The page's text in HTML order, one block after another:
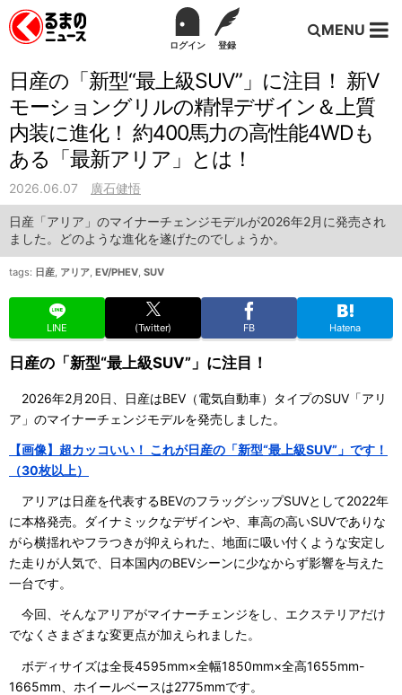
ログイン 登録
MENU
日産の「新型“最上級SUV”」に注目！ 新V
モーショングリルの精悍デザイン＆上質
内装に進化！ 約400馬力の高性能4WDも
ある「最新アリア」とは！
2026.06.07 廣石健悟
日産「アリア」のマイナーチェンジモデルが2026年2月に発売され
ました。どのような進化を遂げたのでしょうか。
tags: 日産, アリア, EV/PHEV, SUV
LINE (Twitter) FB Hatena
日産の「新型“最上級SUV”」に注目！
2026年2月20日、日産はBEV（電気自動車）タイプのSUV「アリ
ア」のマイナーチェンジモデルを発売しました。
【画像】超カッコいい！ これが日産の「新型“最上級SUV”」です！
（30枚以上）
アリアは日産を代表するBEVのフラッグシップSUVとして2022年
に本格発売。ダイナミックなデザインや、車高の高いSUVでありな
がら横揺れやフラつきが抑えられた、地面に吸い付くような安定し
た走りが人気で、日本国内のBEVシーンに少なからず影響を与えた
一台です。
今回、そんなアリアがマイナーチェンジをし、エクステリアだけ
でなくさまざまな変更点が加えられました。
ボディサイズは全長4595mm×全幅1850mm×全高1655mm-
1665mm、ホイールベースは2775mmです。